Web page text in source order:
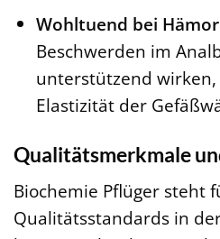
Wohltuend bei
Beschwerden im
unterstützend
Elastizität der
Qualitätsmerkmale
Biochemie Pflüger steht
Qualitätsstandards in